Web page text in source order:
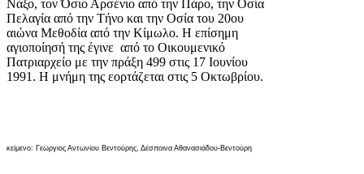
Νάξο, τον Όσιο Αρσένιο από την Πάρο, την Οσία
Πελαγία από την Τήνο και την Οσία του 20ου
αιώνα Μεθοδία από την Κίμωλο. Η επίσημη
αγιοποίησή της έγινε από το Οικουμενικό
Πατριαρχείο με την πράξη 499 στις 17 Ιουνίου
1991. Η μνήμη της εορτάζεται στις 5 Οκτωβρίου.
κείμενο: Γεώργιος Αντωνίου Βεντούρης, Δέσποινα Αθανασιάδου-Βεντούρη